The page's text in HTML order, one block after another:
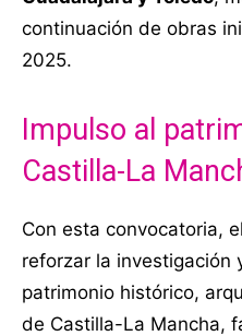
continuación de obras
2025.
Impulso al
Castilla-La
Con esta convocatoria,
reforzar la investigación
patrimonio histórico,
de Castilla-La Mancha,